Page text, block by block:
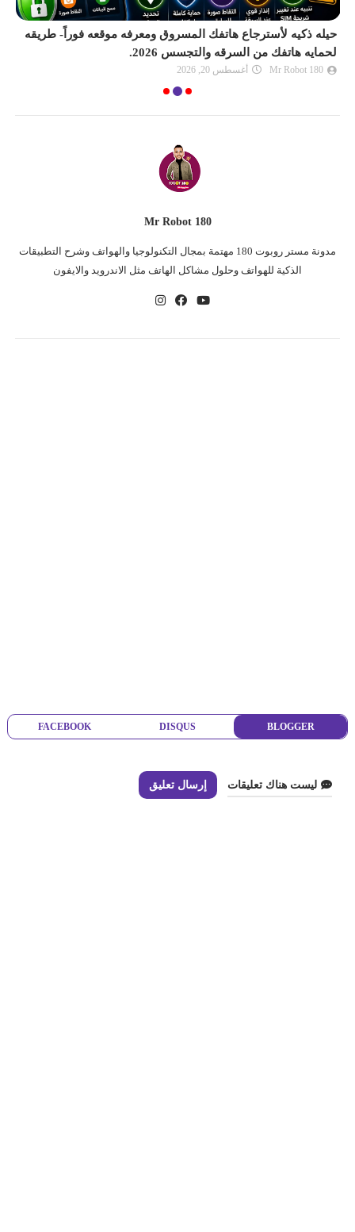
حيله ذكيه لأسترجاع هاتفك المسروق ومعرفه موقعه فوراً- طريقه
لحمايه هاتفك من السرقه والتجسس 2026.
Mr Robot 180 أغسطس 20, 2026
Mr Robot 180
مدونة مستر روبوت 180 مهتمة بمجال التكنولوجيا والهواتف وشرح التطبيقات
الذكية للهواتف وحلول مشاكل الهاتف مثل الاندرويد والايفون
BLOGGER
DISQUS
FACEBOOK
ليست هناك تعليقات إرسال تعليق